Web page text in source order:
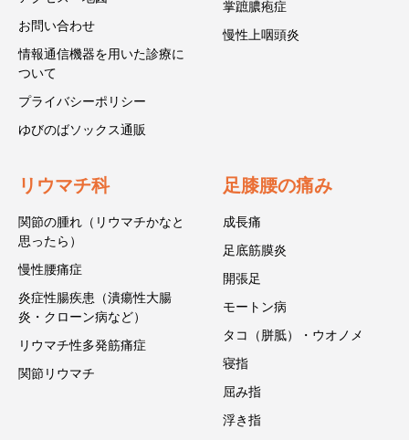
お問い合わせ
情報通信機器を用いた診療に
ついて
プライバシーポリシー
ゆびのばソックス通販
掌蹠膿疱症
慢性上咽頭炎
リウマチ科
関節の腫れ（リウマチかなと
思ったら）
慢性腰痛症
炎症性腸疾患（潰瘍性大腸
炎・クローン病など）
リウマチ性多発筋痛症
関節リウマチ
足膝腰の痛み
成長痛
足底筋膜炎
開張足
モートン病
タコ（胼胝）・ウオノメ
寝指
屈み指
浮き指